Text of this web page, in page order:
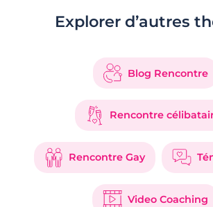
Explorer d’autres
Blog Rencontre
Rencontre
Rencontre Gay
Video Coaching